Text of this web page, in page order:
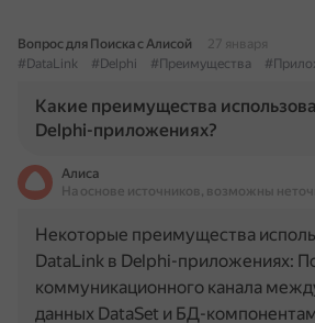
Вопрос для Поиска с Алисой
27 января
#DataLink
#Delphi #Преимущества
Какие преимущества
Delphi-приложениях?
Алиса
На основе источников, возможны
Некоторые преимущества
DataLink в Delphi-приложениях:
коммуникационного канала
данных DataSet и БД-